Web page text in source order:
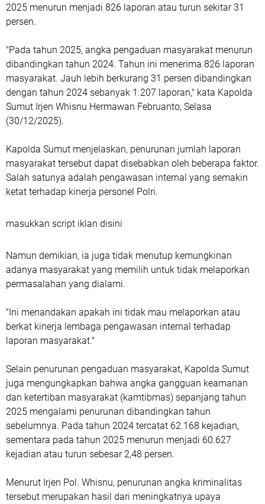
2025 menurun menjadi 826 laporan atau turun sekitar 31
persen.
"Pada tahun 2025, angka pengaduan masyarakat menurun
dibandingkan tahun 2024. Tahun ini menerima 826 laporan
masyarakat. Jauh lebih berkurang 31 persen dibandingkan
dengan tahun 2024 sebanyak 1.207 laporan," kata Kapolda
Sumut Irjen Whisnu Hermawan Februanto, Selasa
(30/12/2025).
Kapolda Sumut menjelaskan, penurunan jumlah laporan
masyarakat tersebut dapat disebabkan oleh beberapa faktor.
Salah satunya adalah pengawasan internal yang semakin
ketat terhadap kinerja personel Polri.
masukkan script iklan disini
Namun demikian, ia juga tidak menutup kemungkinan
adanya masyarakat yang memilih untuk tidak melaporkan
permasalahan yang dialami.
"Ini menandakan apakah ini tidak mau melaporkan atau
berkat kinerja lembaga pengawasan internal terhadap
laporan masyarakat."
Selain penurunan pengaduan masyarakat, Kapolda Sumut
juga mengungkapkan bahwa angka gangguan keamanan
dan ketertiban masyarakat (kamtibmas) sepanjang tahun
2025 mengalami penurunan dibandingkan tahun
sebelumnya. Pada tahun 2024 tercatat 62.168 kejadian,
sementara pada tahun 2025 menurun menjadi 60.627
kejadian atau turun sebesar 2,48 persen.
Menurut Irjen Pol. Whisnu, penurunan angka kriminalitas
tersebut merupakan hasil dari meningkatnya upaya